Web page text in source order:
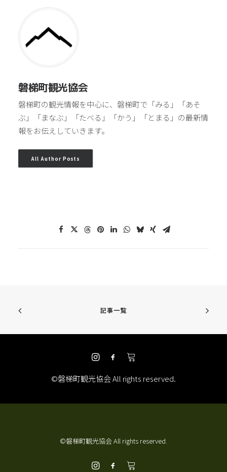
磐梯町観光協会
磐梯町の観光情報を中心に、磐梯町で「みる」「あそ
ぶ」「まなぶ」「たべる」「かう」「とまる」の最新情
報をお伝えしていきます。
All Author Posts
記事一覧
©磐梯町観光協会 All rights reserved.
©磐梯町観光協会 All rights reserved.